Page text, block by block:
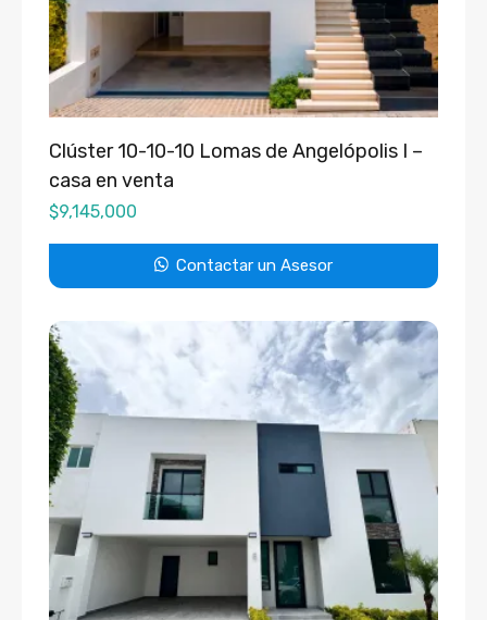
Clúster 10-10-10 Lomas de Angelópolis I –
casa en venta
$9,145,000
Contactar un Asesor